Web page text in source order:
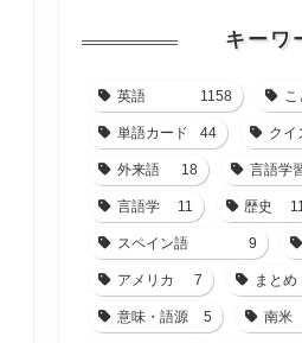
キーワ
英語 1158 こ
単語カード 44 クイ
外来語 18 言語学
言語学 11 歴史
スペイン語 9
アメリカ 7 まとめ
意味・語源 5 南米